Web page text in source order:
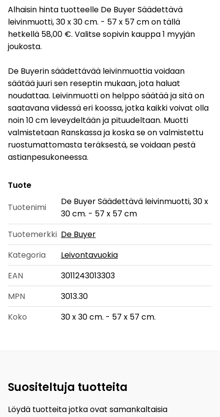
Alhaisin hinta tuotteelle De Buyer Säädettävä
leivinmuotti, 30 x 30 cm. - 57 x 57 cm on tällä
hetkellä 58,00 €. Valitse sopivin kauppa 1 myyjän
joukosta.
De Buyerin säädettävää leivinmuottia voidaan
säätää juuri sen reseptin mukaan, jota haluat
noudattaa. Leivinmuotti on helppo säätää ja sitä on
saatavana viidessä eri koossa, jotka kaikki voivat olla
noin 10 cm leveydeltään ja pituudeltaan. Muotti
valmistetaan Ranskassa ja koska se on valmistettu
ruostumattomasta teräksestä, se voidaan pestä
astianpesukoneessa.
Tuote
Tuotenimi
De Buyer Säädettävä leivinmuotti, 30 x
30 cm. - 57 x 57 cm
Tuotemerkki De Buyer
Kategoria
Leivontavuokia
EAN
3011243013303
MPN
3013.30
Koko
30 x 30 cm. - 57 x 57 cm.
Suositeltuja tuotteita
Löydä tuotteita jotka ovat samankaltaisia